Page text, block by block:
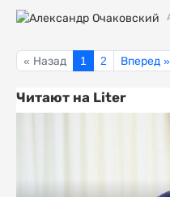
« Назад 1 2 Вперед »
Читают на Liter